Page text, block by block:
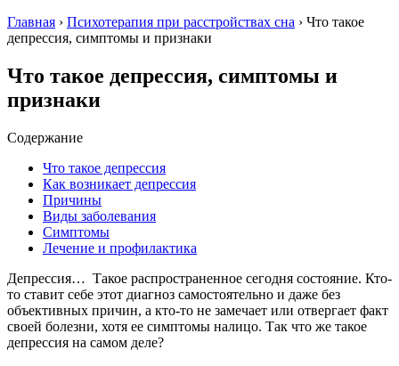
Главная › Психотерапия при расстройствах сна › Что такое
депрессия, симптомы и признаки
Что такое депрессия, симптомы и
признаки
Содержание
Что такое депрессия
Как возникает депрессия
Причины
Виды заболевания
Симптомы
Лечение и профилактика
Депрессия… Такое распространенное сегодня состояние. Кто-
то ставит себе этот диагноз самостоятельно и даже без
объективных причин, а кто-то не замечает или отвергает факт
своей болезни, хотя ее симптомы налицо. Так что же такое
депрессия на самом деле?